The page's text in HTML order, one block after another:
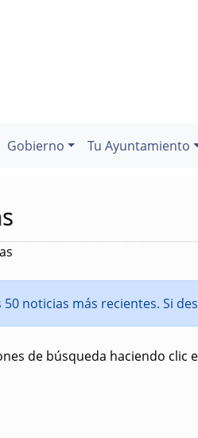
Gobierno Tu Ayuntamiento
50 noticias más recientes. Si
de búsqueda haciendo clic